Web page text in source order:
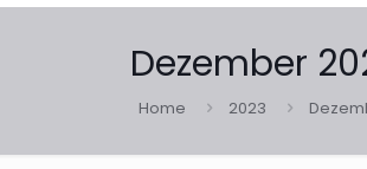
Dezember
Home 2023